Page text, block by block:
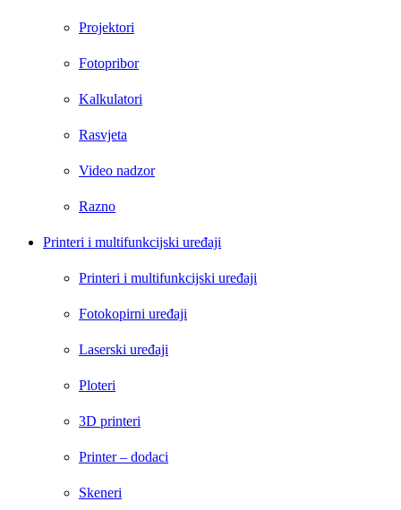
Projektori
Fotopribor
Kalkulatori
Rasvjeta
Video nadzor
Razno
Printeri i multifunkcijski uređaji
Printeri i multifunkcijski uređaji
Fotokopirni uređaji
Laserski uređaji
Ploteri
3D printeri
Printer – dodaci
Skeneri